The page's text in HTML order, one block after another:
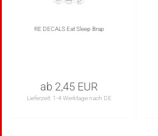
RE DECALS Eat Sleep Brap
ab 2,45 EUR
Lieferzeit: 1-4 Werktage nach DE